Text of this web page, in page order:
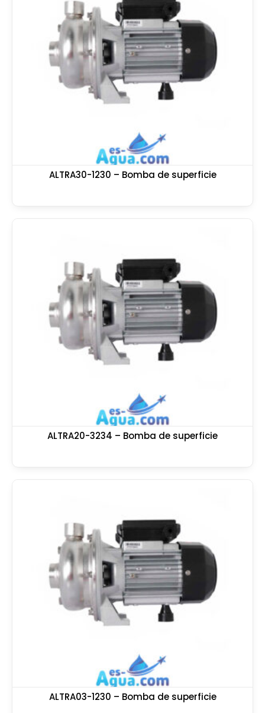
ALTRA30-1230 – Bomba de superficie
ALTRA20-3234 – Bomba de superficie
ALTRA03-1230 – Bomba de superficie